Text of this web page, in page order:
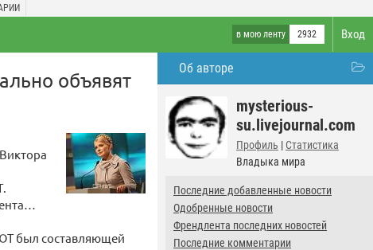
Вход
в мою ленту 2932
Об авторе
mysterious-
su.livejournal.com
Профиль | Статистика
Владыка мира
Последние добавленные новости
Одобренные новости
Френдлента последних новостей
Последние комментарии
объявят
был составляющей